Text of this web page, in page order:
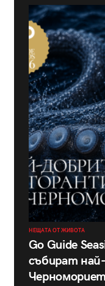
НЕЩАТА ОТ ЖИВОТА
Go Guide
събират